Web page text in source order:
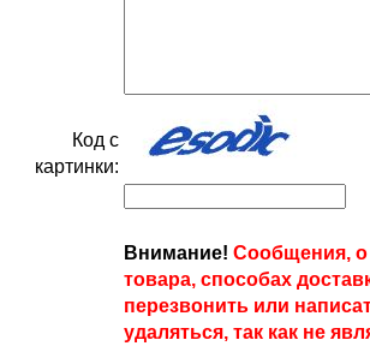
Код с
картинки:
Внимание! Сообщения, о
товара, способах
перезвонить или
удаляться, так как не